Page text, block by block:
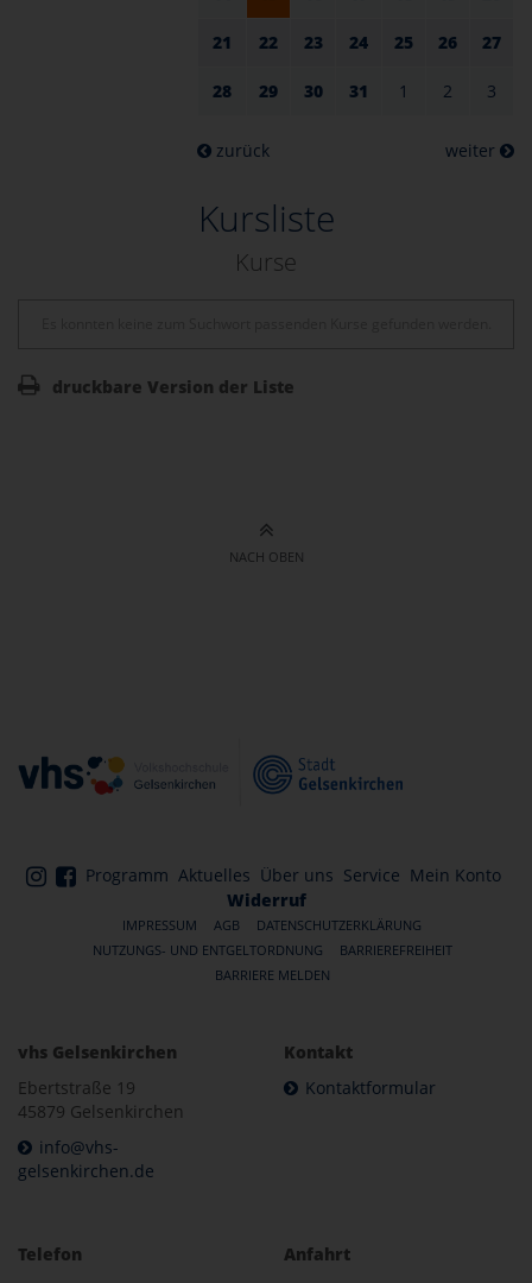
21 22 23 24 25 26 27
28 29 30 31 1 2 3
zurück weiter
Kursliste
Kurse
druckbare Version der Liste
NACH OBEN
Programm Aktuelles Über uns Service Mein Konto
Widerruf
IMPRESSUM AGB
DATENSCHUTZERKLÄRUNG
NUTZUNGS- UND ENTGELTORDNUNG
BARRIEREFREIHEIT
BARRIERE MELDEN
vhs Gelsenkirchen
Ebertstraße 19
45879 Gelsenkirchen
info@vhs-
gelsenkirchen.de
Kontakt
Kontaktformular
Telefon
Anfahrt